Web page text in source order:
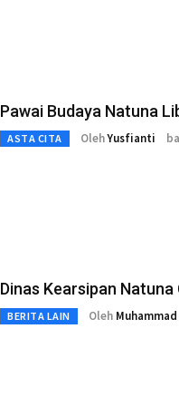
Pawai Budaya Natuna
ASTA CITA OlehYusfianti
Dinas Kearsipan Natuna
BERITA LAIN Oleh